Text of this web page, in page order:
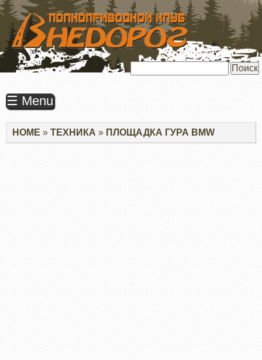
ПЕРЕЙТИ
ОСНОВНОМУ
СОДЕРЖАНИЮ
☰ Menu
Строка
навигации
HOME ТЕХНИКА ПЛОЩАДКА ГУРА BMW